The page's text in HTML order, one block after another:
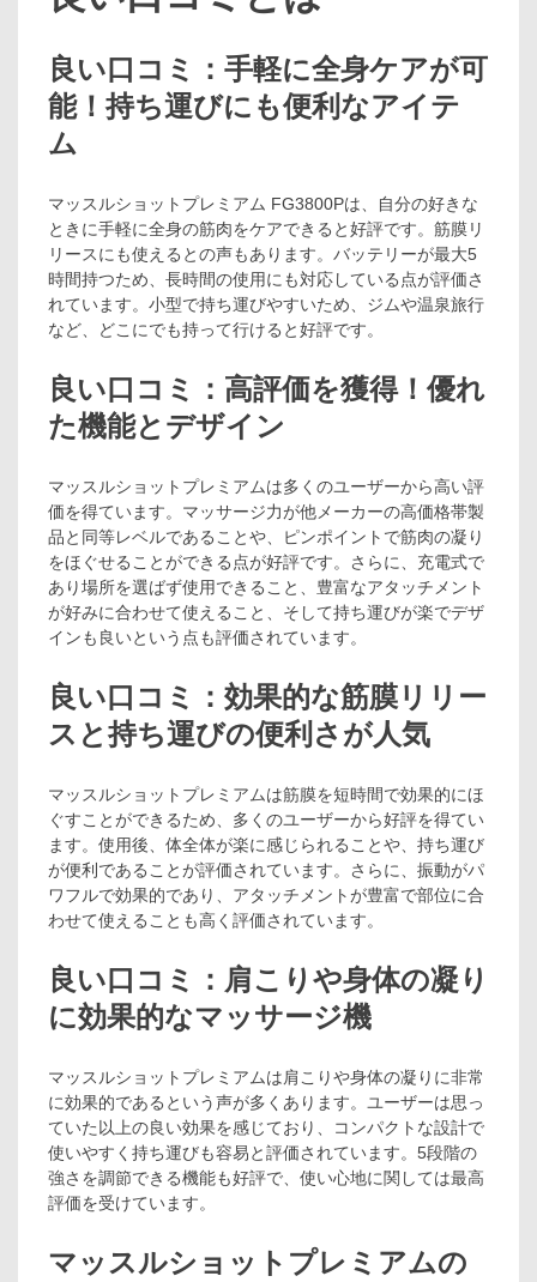
良い口コミ：手軽に全身ケアが可
能！持ち運びにも便利なアイテ
ム
マッスルショットプレミアム FG3800Pは、自分の好きな
ときに手軽に全身の筋肉をケアできると好評です。筋膜リ
リースにも使えるとの声もあります。バッテリーが最大5
時間持つため、長時間の使用にも対応している点が評価さ
れています。小型で持ち運びやすいため、ジムや温泉旅行
など、どこにでも持って行けると好評です。
良い口コミ：高評価を獲得！優れ
た機能とデザイン
マッスルショットプレミアムは多くのユーザーから高い評
価を得ています。マッサージ力が他メーカーの高価格帯製
品と同等レベルであることや、ピンポイントで筋肉の凝り
をほぐせることができる点が好評です。さらに、充電式で
あり場所を選ばず使用できること、豊富なアタッチメント
が好みに合わせて使えること、そして持ち運びが楽でデザ
インも良いという点も評価されています。
良い口コミ：効果的な筋膜リリー
スと持ち運びの便利さが人気
マッスルショットプレミアムは筋膜を短時間で効果的にほ
ぐすことができるため、多くのユーザーから好評を得てい
ます。使用後、体全体が楽に感じられることや、持ち運び
が便利であることが評価されています。さらに、振動がパ
ワフルで効果的であり、アタッチメントが豊富で部位に合
わせて使えることも高く評価されています。
良い口コミ：肩こりや身体の凝り
に効果的なマッサージ機
マッスルショットプレミアムは肩こりや身体の凝りに非常
に効果的であるという声が多くあります。ユーザーは思っ
ていた以上の良い効果を感じており、コンパクトな設計で
使いやすく持ち運びも容易と評価されています。5段階の
強さを調節できる機能も好評で、使い心地に関しては最高
評価を受けています。
マッスルショットプレミアムの